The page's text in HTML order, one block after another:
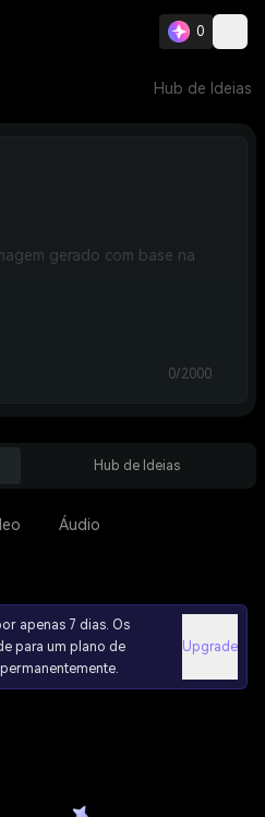
0
Hub de Ideias
0/2000
Hub de Ideias
Áudio
apenas 7 dias. Os
para um plano de
Upgrade